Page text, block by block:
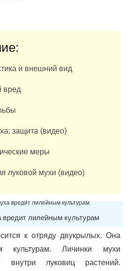
и внешний вид
вред
защита (видео)
меры
луковой мухи (видео)
вредит лилейным культурам
к отряду двукрылых. Она
культурам. Личинки мухи
внутри луковиц растений.